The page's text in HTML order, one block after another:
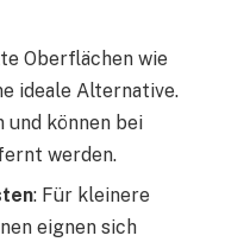
Oberflächen wie
ideale Alternative.
und können bei
werden.
: Für kleinere
eignen sich